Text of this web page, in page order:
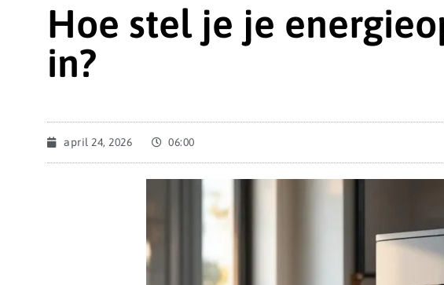
Hoe stel je je
in?
april 24, 2026 06:00